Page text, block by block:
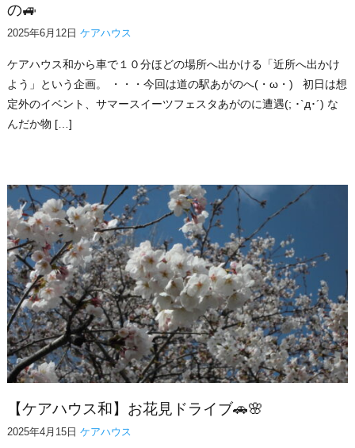
の🚙
2025年6月12日 ケアハウス
ケアハウス和から車で１０分ほどの場所へ出かける「近所へ出かけ
よう」という企画。 ・・・今回は道の駅あがのへ(・ω・) 初日は想
定外のイベント、サマースイーツフェスタあがのに遭遇(; ･`д･´) な
んだか物 […]
【ケアハウス和】お花見ドライブ🚗🌸
2025年4月15日 ケアハウス